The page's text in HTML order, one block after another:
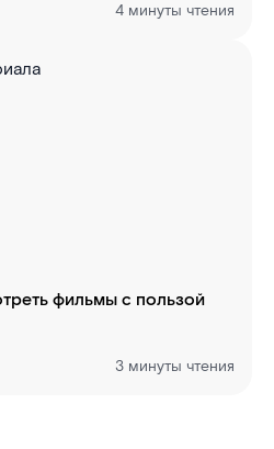
4 минуты чтения
фильмы с пользой
3 минуты чтения